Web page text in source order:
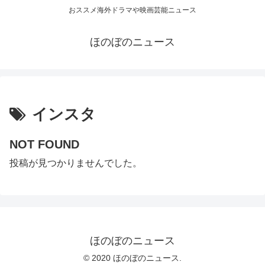
おススメ海外ドラマや映画芸能ニュース
ほのぼのニュース
インスタ
NOT FOUND
投稿が見つかりませんでした。
ほのぼのニュース
© 2020 ほのぼのニュース.